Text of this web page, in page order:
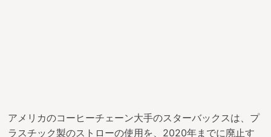
アメリカのコーヒーチェーン大手のスターバックスは、プ
ラスチック製のストローの使用を、2020年までに廃止す